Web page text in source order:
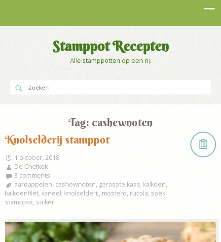
Stamppot Recepten
Alle stamppotten op een rij.
Tag: cashewnoten
Knolselderij stamppot
1 oktober, 2018
De Chefkok
3 comments
aardappelen, cashewnoten, geraspte kaas, kalkoen,
kalkoenfilet, kaneel, knolselderij, mosterd, rucola, spek,
stamppot, suiker